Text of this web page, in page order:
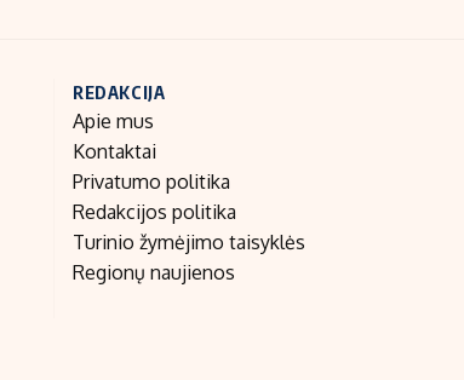
REDAKCIJA
Apie mus
Kontaktai
Privatumo politika
Redakcijos politika
Turinio žymėjimo taisyklės
Regionų naujienos